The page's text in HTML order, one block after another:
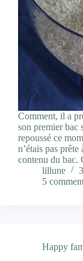
Comment, il a
son premier bac
repoussé ce
n’étais pas
contenu du bac.
lillune
5
Happy